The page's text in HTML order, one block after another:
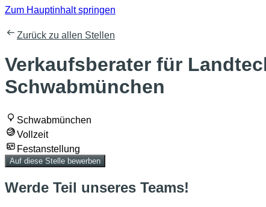
Zum Hauptinhalt springen
Zurück zu allen Stellen
Verkaufsberater für
Schwabmünchen
Schwabmünchen
Vollzeit
Festanstellung
Auf diese Stelle bewerben
Werde Teil unseres Teams!